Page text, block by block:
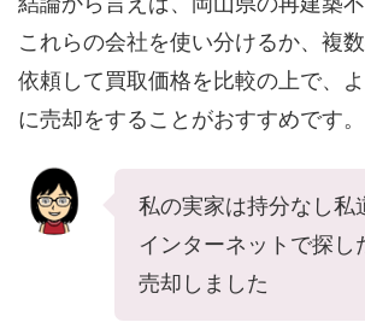
これらの会社を使い分けるか、複
依頼して買取価格を比較の上で、
に売却をすることがおすすめです。
私の実家は持分なし私
インターネットで探し
売却しました